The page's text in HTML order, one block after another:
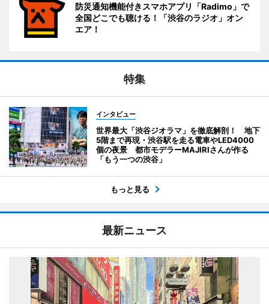
防災通知機能付きスマホアプリ「Radimo」で
全国どこでも聴ける！「渋谷のラジオ」オン
エア！
特集
インタビュー
世界最大「渋谷ジオラマ」を徹底解剖！ 地下
5階まで再現・渋谷駅を走る電車やLED4000
個の夜景 都市モデラーMAJIRIさんが作る
「もう一つの渋谷」
もっと見る
最新ニュース